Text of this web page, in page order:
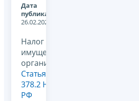
Дата
публикации:
26.02.2026
Налог на
имущество
организаций,
Статья
378.2 НК
РФ